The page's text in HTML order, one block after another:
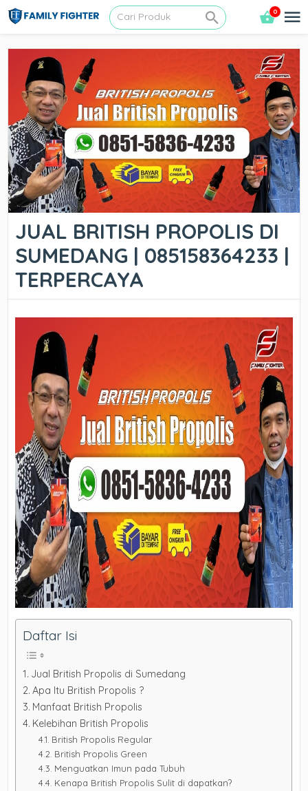
0
JUAL BRITISH PROPOLIS DI
SUMEDANG | 085158364233 |
TERPERCAYA
Daftar Isi
Jual British Propolis di Sumedang
Apa Itu British Propolis ?
Manfaat British Propolis
Kelebihan British Propolis
British Propolis Regular
British Propolis Green
Menguatkan Imun pada Tubuh
Kenapa British Propolis Sulit di dapatkan?